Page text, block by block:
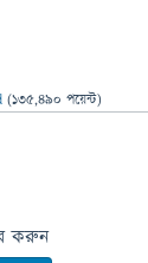
(135,490 পয়েন্ট)
করুন